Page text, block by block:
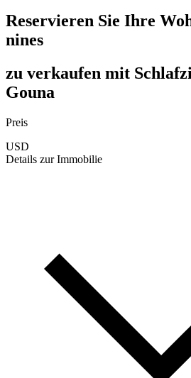
Reservieren Sie Ihre
nines
zu verkaufen mit
Gouna
Preis
USD
Details zur Immobilie